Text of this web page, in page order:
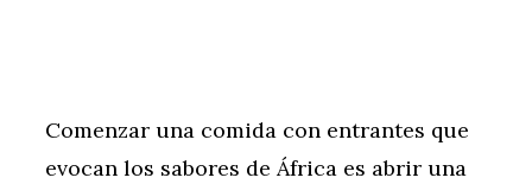
Comenzar una comida con entrantes que
evocan los sabores de África es abrir una